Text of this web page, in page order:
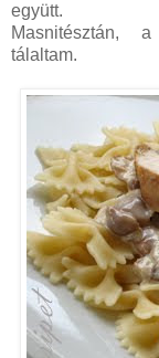
együtt.
Masnitésztán,
tálaltam.